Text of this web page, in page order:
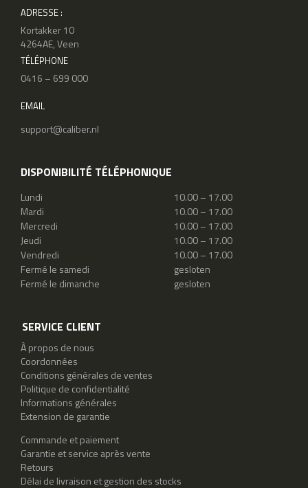
ADRESSE :
Kortakker 10
4264AE, Veen
TÉLÉPHONE
0416 – 699 000
EMAIL
support@caliber.nl
DISPONIBILITÉ TÉLÉPHONIQUE
Lundi
10.00 – 17.00
Mardi
10.00 – 17.00
Mercredi
10.00 – 17.00
Jeudi
10.00 – 17.00
Vendredi
10.00 – 17.00
Fermé le samedi
gesloten
Fermé le dimanche
gesloten
SERVICE CLIENT
À propos de nous
Coordonnées
Conditions générales de ventes
Politique de confidentialité
Informations générales
Extension de garantie
Commande et paiement
Garantie et service après vente
Retours
Délai de livraison et gestion des stocks